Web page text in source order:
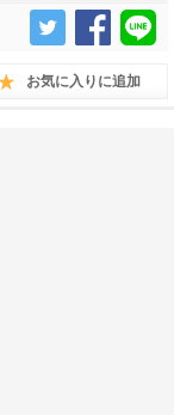
お気に入りに追加